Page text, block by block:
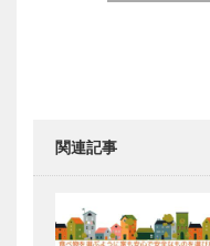
関連記事